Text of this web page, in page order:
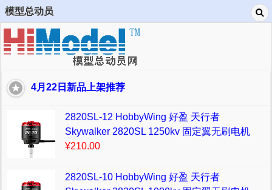
模型总动员
4月22日新品上架推荐
2820SL-12 HobbyWing 好盈 天行者
Skywalker 2820SL 1250kv 固定翼无刷电机
¥210.00
2820SL-10 HobbyWing 好盈 天行者